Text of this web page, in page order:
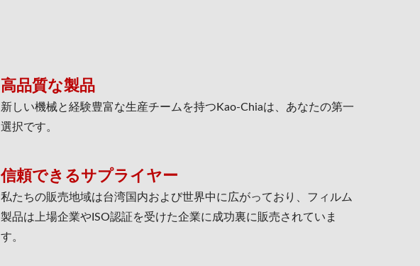
高品質な製品
新しい機械と経験豊富な生産チームを持つKao-Chiaは、あなたの第一
選択です。
信頼できるサプライヤー
私たちの販売地域は台湾国内および世界中に広がっており、フィルム
製品は上場企業やISO認証を受けた企業に成功裏に販売されていま
す。